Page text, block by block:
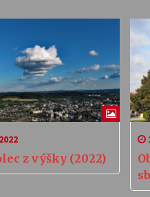
z výšky (2022)